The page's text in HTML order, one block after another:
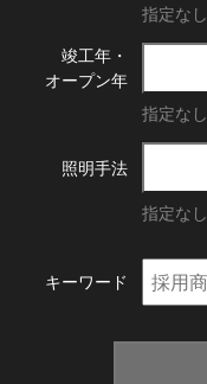
指定なし
竣工年・
オープン年
指定なし
照明手法
指定なし
キーワード